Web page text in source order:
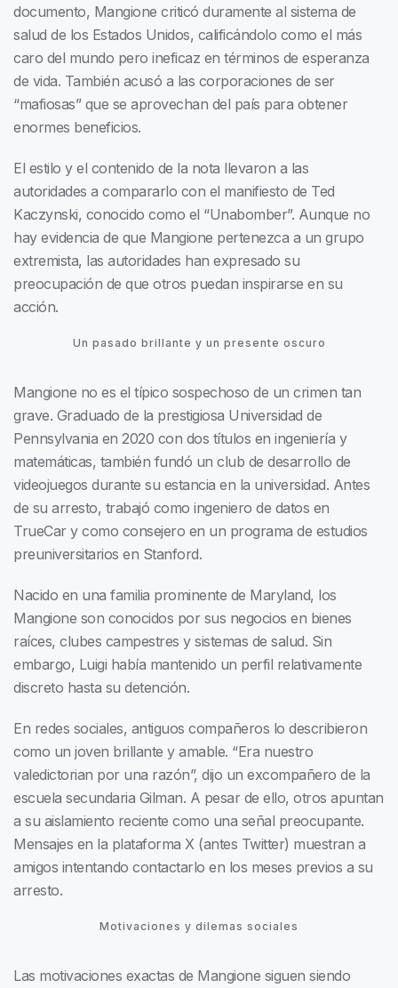
documento, Mangione criticó duramente al sistema de
salud de los Estados Unidos, calificándolo como el más
caro del mundo pero ineficaz en términos de esperanza
de vida. También acusó a las corporaciones de ser
“mafiosas” que se aprovechan del país para obtener
enormes beneficios.
El estilo y el contenido de la nota llevaron a las
autoridades a compararlo con el manifiesto de Ted
Kaczynski, conocido como el “Unabomber”. Aunque no
hay evidencia de que Mangione pertenezca a un grupo
extremista, las autoridades han expresado su
preocupación de que otros puedan inspirarse en su
acción.
Un pasado brillante y un presente oscuro
Mangione no es el típico sospechoso de un crimen tan
grave. Graduado de la prestigiosa Universidad de
Pennsylvania en 2020 con dos títulos en ingeniería y
matemáticas, también fundó un club de desarrollo de
videojuegos durante su estancia en la universidad. Antes
de su arresto, trabajó como ingeniero de datos en
TrueCar y como consejero en un programa de estudios
preuniversitarios en Stanford.
Nacido en una familia prominente de Maryland, los
Mangione son conocidos por sus negocios en bienes
raíces, clubes campestres y sistemas de salud. Sin
embargo, Luigi había mantenido un perfil relativamente
discreto hasta su detención.
En redes sociales, antiguos compañeros lo describieron
como un joven brillante y amable. “Era nuestro
valedictorian por una razón”, dijo un excompañero de la
escuela secundaria Gilman. A pesar de ello, otros apuntan
a su aislamiento reciente como una señal preocupante.
Mensajes en la plataforma X (antes Twitter) muestran a
amigos intentando contactarlo en los meses previos a su
arresto.
Motivaciones y dilemas sociales
Las motivaciones exactas de Mangione siguen siendo